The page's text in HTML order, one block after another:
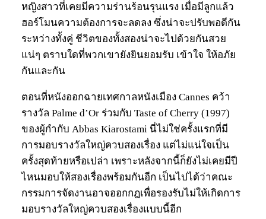
หญิงสาวที่เคยมีความร่านร้อนรุนแรง เมื่อมีลูกแล้ว
ฮอร์โมนความต้องการจะลดลง ซึ่งน่าจะปรับพอดีกัน
ระหว่างทั้งคู่ ชีวิตของทั้งสองน่าจะไปด้วยกันสวย
แน่ๆ ตราบใดที่พวกเขายังยินยอมรับ เข้าใจ ให้อภัย
กันและกัน
ตอนที่หนังออกฉายเทศกาลหนังเมือง Cannes คว้า
รางวัล Palme d’Or ร่วมกับ Taste of Cherry (1997)
ของผู้กำกับ Abbas Kiarostami นี่ไม่ใช่ครั้งแรกที่มี
การมอบรางวัลใหญ่ควบสองเรื่อง แต่ไม่แน่ใจเป็น
ครั้งสุดท้ายหรือเปล่า เพราะหลังจากนี้ก็ยังไม่เคยมีปี
ไหนมอบให้สองเรื่องพร้อมกันอีก เป็นไปได้ว่าคณะ
กรรมการจัดงานอาจออกกฎเพื่อรองรับไม่ให้เกิดการ
มอบรางวัลใหญ่ควบสองเรื่องแบบนี้อีก